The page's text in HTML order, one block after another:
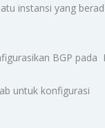
instansi yang
BGP
untuk konfigurasi